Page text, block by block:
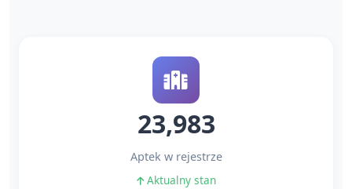
23,983
Aptek w rejestrze
Aktualny stan